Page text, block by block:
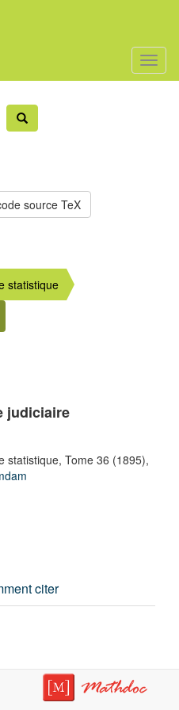
statistique
judiciaire
statistique, Tome 36 (1895),
citer